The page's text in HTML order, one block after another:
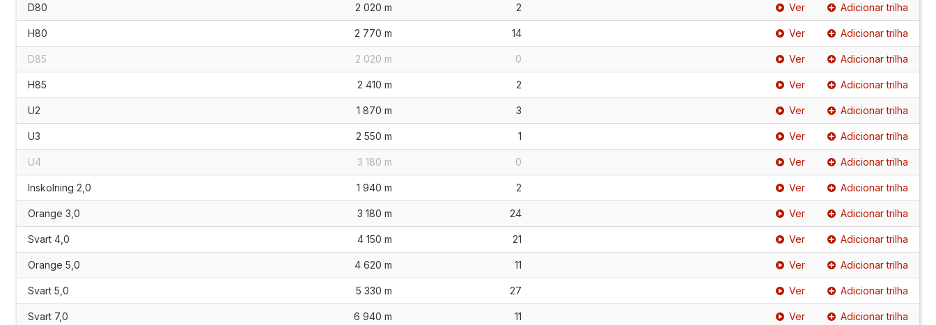
D80 2 020 m 2 Ver Adicionar trilha
H80 2 770 m 14 Ver Adicionar trilha
D85 2 020 m 0 Ver Adicionar trilha
H85 2 410 m 2 Ver Adicionar trilha
U2 1 870 m 3 Ver Adicionar trilha
U3 2 550 m 1 Ver Adicionar trilha
U4 3 180 m 0 Ver Adicionar trilha
Inskolning 2,0 1 940 m 2 Ver Adicionar trilha
Orange 3,0 3 180 m 24 Ver Adicionar trilha
Svart 4,0 4 150 m 21 Ver Adicionar trilha
Orange 5,0 4 620 m 11 Ver Adicionar trilha
Svart 5,0 5 330 m 27 Ver Adicionar trilha
Svart 7,0 6 940 m 11 Ver Adicionar trilha